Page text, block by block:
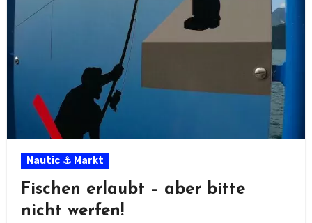
Nautic ⚓ Markt
Fischen erlaubt – aber bitte
nicht werfen!